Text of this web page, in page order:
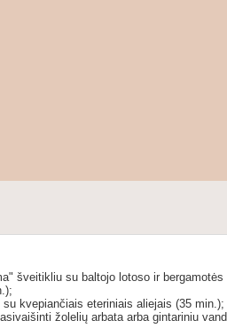
šveitikliu su baltojo lotoso ir
kvepiančiais eteriniais aliejais (35 min.);
žolelių arbata arba gintariniu